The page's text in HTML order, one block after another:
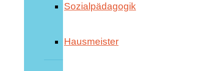
Sozialpädagogik
Hausmeister